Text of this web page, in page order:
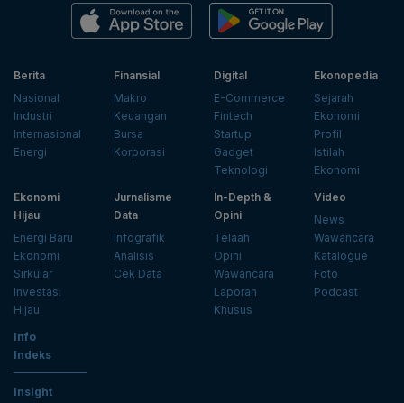
Berita
Nasional
Industri
Internasional
Energi
Finansial
Makro
Keuangan
Bursa
Korporasi
Digital
E-Commerce
Fintech
Startup
Gadget
Teknologi
Ekonopedia
Sejarah
Ekonomi
Profil
Istilah
Ekonomi
Ekonomi
Hijau
Energi Baru
Ekonomi
Sirkular
Investasi
Hijau
Jurnalisme
Data
Infografik
Analisis
Cek Data
In-Depth &
Opini
Telaah
Opini
Wawancara
Laporan
Khusus
Video
News
Wawancara
Katalogue
Foto
Podcast
Info
Indeks
Insight